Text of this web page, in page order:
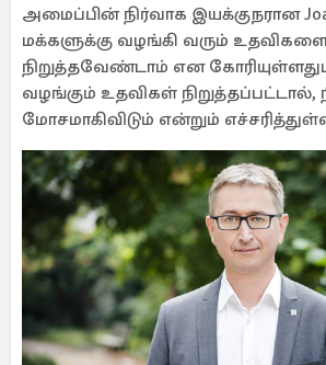
அமைப்பின் நிர்வாக இயக்குநரான
மக்களுக்கு வழங்கி வரும்
நிறுத்தவேண்டாம் என
வழங்கும் உதவிகள்
மோசமாகிவிடும் என்றும்